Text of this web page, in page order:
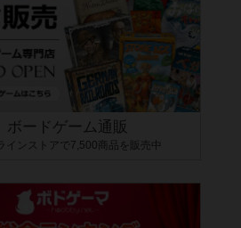
ボードゲーム通販
インストアで7,500商品を販売中